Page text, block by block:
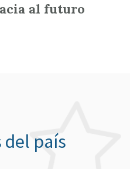
al futuro
del país